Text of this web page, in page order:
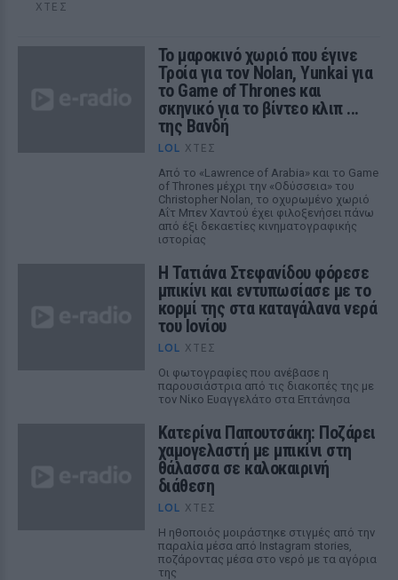
ΧΤΕΣ
Το μαροκινό χωριό που έγινε
Τροία για τον Nolan, Yunkai για
το Game of Thrones και
σκηνικό για το βίντεο κλιπ ...
της Βανδή
LOL ΧΤΕΣ
Από το «Lawrence of Arabia» και το Game
of Thrones μέχρι την «Οδύσσεια» του
Christopher Nolan, το οχυρωμένο χωριό
Αΐτ Μπεν Χαντού έχει φιλοξενήσει πάνω
από έξι δεκαετίες κινηματογραφικής
ιστορίας
Η Τατιάνα Στεφανίδου φόρεσε
μπικίνι και εντυπωσίασε με το
κορμί της στα καταγάλανα νερά
του Ιονίου
LOL ΧΤΕΣ
Οι φωτογραφίες που ανέβασε η
παρουσιάστρια από τις διακοπές της με
τον Νίκο Ευαγγελάτο στα Επτάνησα
Κατερίνα Παπουτσάκη: Ποζάρει
χαμογελαστή με μπικίνι στη
θάλασσα σε καλοκαιρινή
διάθεση
LOL ΧΤΕΣ
Η ηθοποιός μοιράστηκε στιγμές από την
παραλία μέσα από Instagram stories,
ποζάροντας μέσα στο νερό με τα αγόρια
της